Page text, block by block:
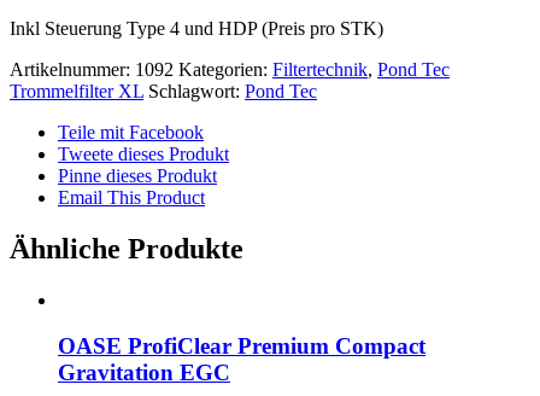
Inkl Steuerung Type 4 und HDP (Preis pro STK)
Artikelnummer: 1092 Kategorien: Filtertechnik, Pond Tec
Trommelfilter XL Schlagwort: Pond Tec
Teile mit Facebook
Tweete dieses Produkt
Pinne dieses Produkt
Email This Product
Ähnliche Produkte
OASE ProfiClear Premium Compact
Gravitation EGC